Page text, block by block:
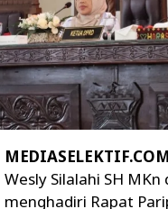
MEDIASELEKTIF.COM
Wesly Silalahi SH
menghadiri Rapat